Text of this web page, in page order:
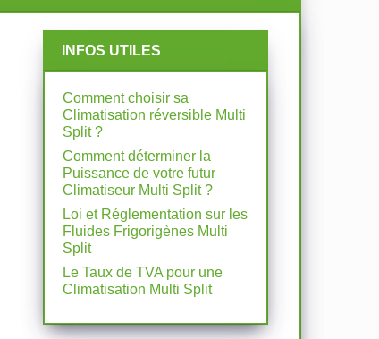
INFOS UTILES
Comment choisir sa
Climatisation réversible Multi
Split ?
Comment déterminer la
Puissance de votre futur
Climatiseur Multi Split ?
Loi et Réglementation sur les
Fluides Frigorigènes Multi
Split
Le Taux de TVA pour une
Climatisation Multi Split